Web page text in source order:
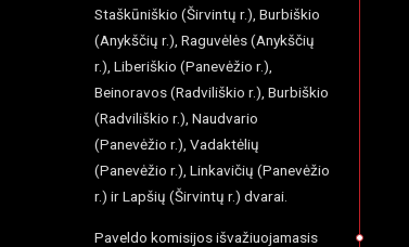
Staškūniškio (Širvintų r.), Burbiškio
(Anykščių r.), Raguvėlės (Anykščių
r.), Liberiškio (Panevėžio r.),
Beinoravos (Radviliškio r.), Burbiškio
(Radviliškio r.), Naudvario
(Panevėžio r.), Vadaktėlių
(Panevėžio r.), Linkavičių (Panevėžio
r.) ir Lapšių (Širvintų r.) dvarai.
Paveldo komisijos išvažiuojamasis